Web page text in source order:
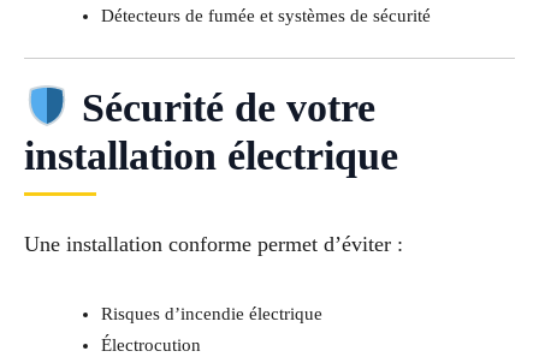
Détecteurs de fumée et systèmes de sécurité
Sécurité de votre
installation électrique
Une installation conforme permet d’éviter :
Risques d’incendie électrique
Électrocution